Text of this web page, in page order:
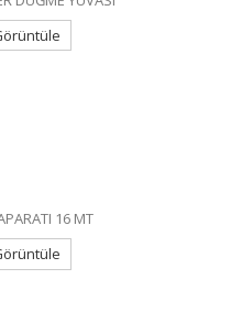
16 MT